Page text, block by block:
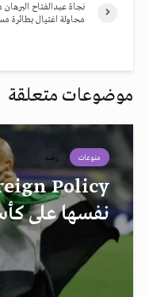
نجاة عبدالفتاح البرهان
محاولة اغتيال بطائرة
موضوعات متعلقة
منوعات رصد
نفسها على